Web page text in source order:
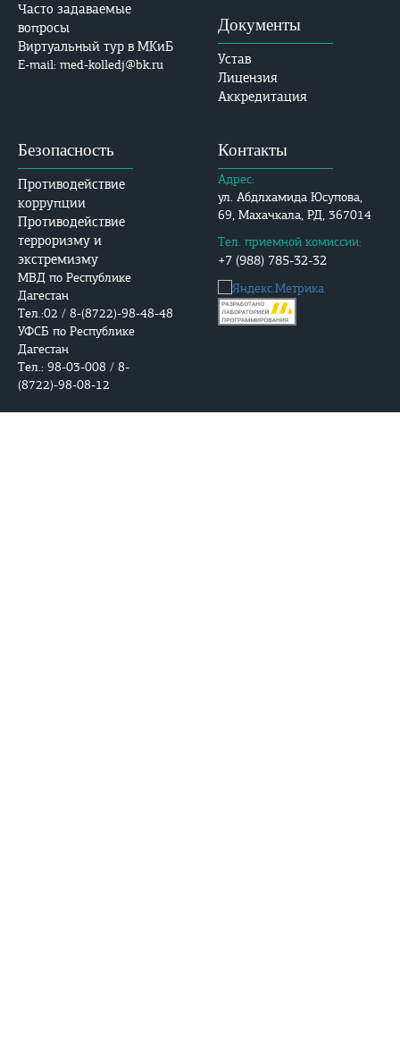
Часто задаваемые
вопросы
Виртуальный тур в МКиБ
E-mail: med-kolledj@bk.ru
Документы
Устав
Лицензия
Аккредитация
Безопасность
Противодействие
коррупции
Противодействие
терроризму и
экстремизму
МВД по Республике
Дагестан
Тел.:02 / 8-(8722)-98-48-48
УФСБ по Республике
Дагестан
Тел.: 98-03-008 / 8-
(8722)-98-08-12
Контакты
Адрес:
ул. Абдлхамида Юсупова,
69, Махачкала, РД, 367014
Тел. приемной комиссии:
+7 (988) 785-32-32